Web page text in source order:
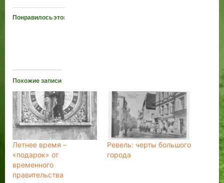
Понравилось это:
Похожие записи
Летнее время –
«подарок» от
временного
правительства
Ревель: черты большого
города